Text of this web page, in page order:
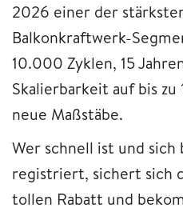
2026 einer der
Balkonkraftwerk-
10.000 Zyklen, 15
Skalierbarkeit auf bis
neue Maßstäbe.
Wer schnell ist und
registriert, sichert sich
tollen Rabatt und